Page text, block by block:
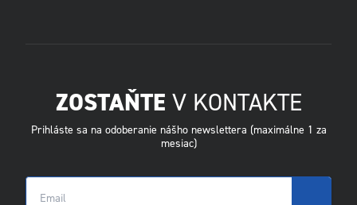
ZOSTAŇTE V KONTAKTE
Prihláste sa na odoberanie nášho newslettera (maximálne 1 za
mesiac)